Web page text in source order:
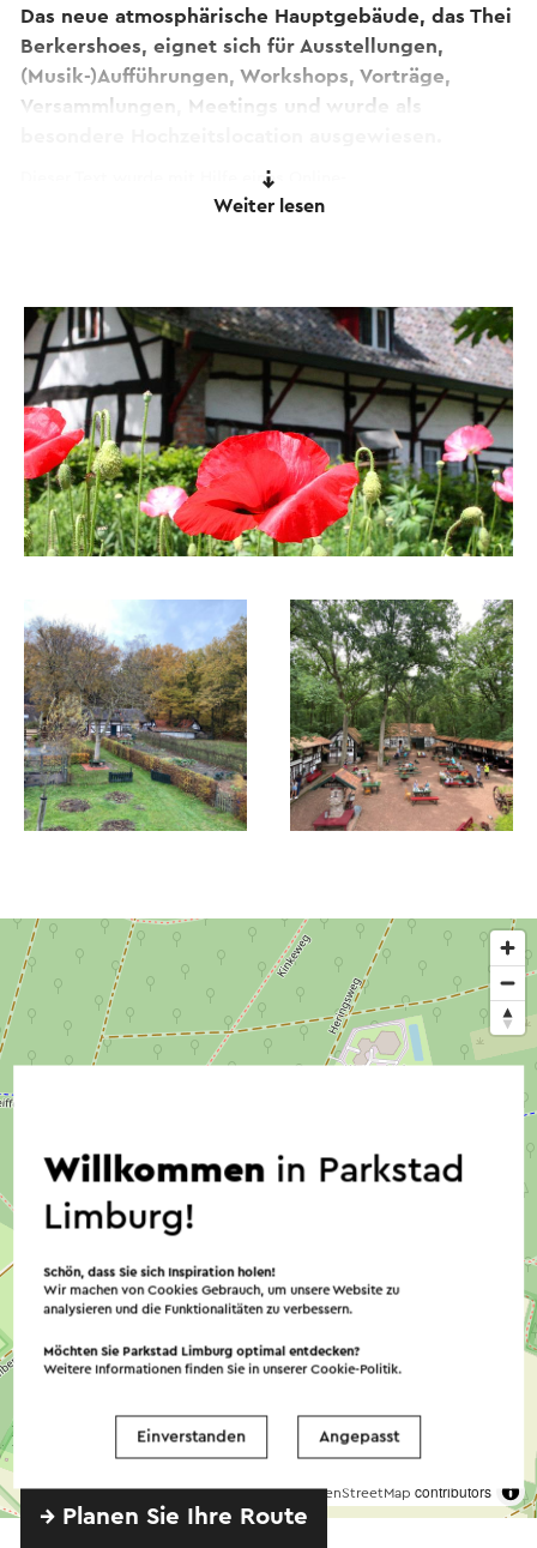
Das neue atmosphärische Hauptgebäude, das Thei
Berkershoes, eignet sich für Ausstellungen,
(Musik-)Aufführungen, Workshops, Vorträge,
Versammlungen, Meetings und wurde als
Dieser Text wurde mit Hilfe eines Online-
Übersetzungsdienstes automatisch übersetzt.
Weiter lesen
©OpenStreetMap contributors
→ Planen Sie Ihre Route
Willkommen in Parkstad
Limburg!
Schön, dass Sie sich Inspiration holen!
Wir machen von Cookies Gebrauch, um unsere Website zu
analysieren und die Funktionalitäten zu verbessern.
Möchten Sie Parkstad Limburg optimal entdecken?
Weitere Informationen finden Sie in unsererCookie-Politik.
Einverstanden Angepasst